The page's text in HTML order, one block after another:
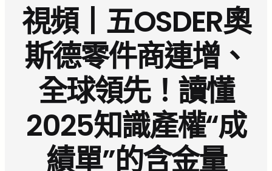
視頻丨五OSDER奧
斯德零件商連增、
全球領先！讀懂
2025知識產權“成
績單”的含金量